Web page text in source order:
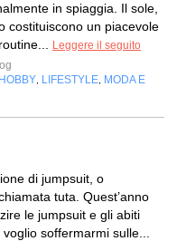
in spiaggia. Il sole,
costituiscono un piacevole
Leggere il seguito
HOBBY LIFESTYLE MODA E
di jumpsuit, o
tuta. Quest’anno
le jumpsuit e gli abiti
soffermarmi sulle...